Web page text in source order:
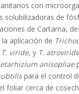
con
solubilizadoras de
de Cartama,
aplicación de
viride, y T.
anisopliae
para el control
foliar cerca de